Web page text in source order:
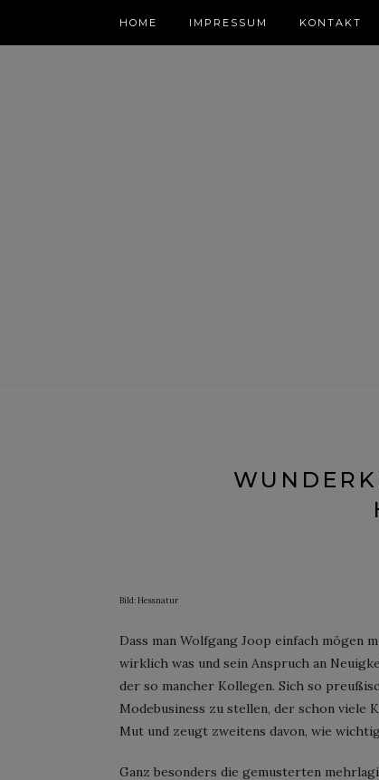
HOME IMPRESSUM KONTAKT
Bild: Hessnatur
Dass man Wolfgang Joop einfach mögen
wirklich was und sein Anspruch an
der so mancher Kollegen. Sich so
Modebusiness zu stellen, der schon viele
Mut und zeugt zweitens davon, wie
Ganz besonders die gemusterten